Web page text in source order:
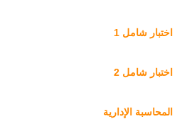
اختبار شامل 1
اختبار شامل 2
المحاسبة الإدارية